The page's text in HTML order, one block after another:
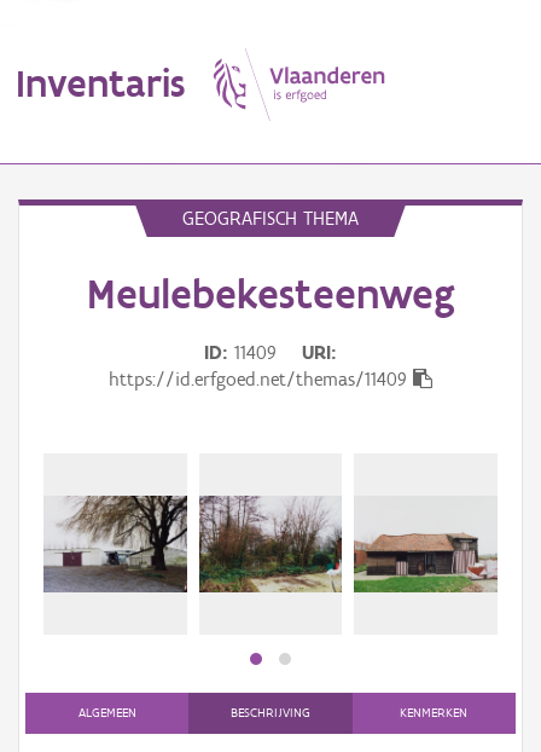
Inventaris
Erfgoedobject
Gebeurtenis
Persoon of collectief
Aanmelden
GEOGRAFISCH THEMA
Meulebekesteenweg
ID 11409
URI
https://id.erfgoed.net/themas/11409
ALGEMEEN BESCHRIJVING KENMERKEN